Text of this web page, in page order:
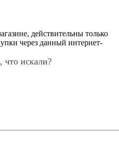
действительны только
через данный интернет-
искали?